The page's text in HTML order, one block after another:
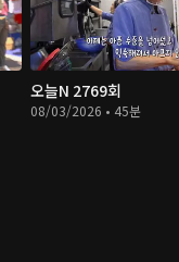
오늘N 2769회
08/03/2026 • 45분